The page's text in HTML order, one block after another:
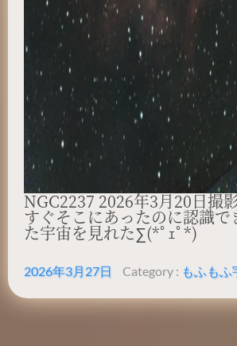
NGC2237 2026年3月20日撮
すぐそこにあったのに認識で
た宇宙を見れた∑(*ﾟｪﾟ*)
2026年3月27日 Category : もふもふ